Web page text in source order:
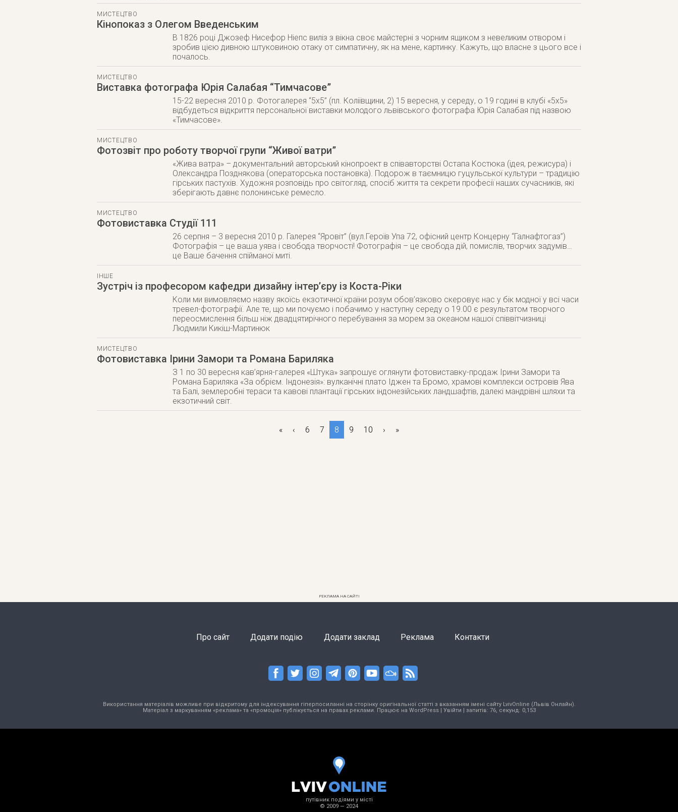
МИСТЕЦТВО
Кінопоказ з Олегом Введенським
В 1826 році Джозеф Нисефор Ніепс виліз з вікна своє майстерні з чорним ящиком з невеликим отвором і
зробив цією дивною штуковиною отаку от симпатичну, як на мене, картинку. Кажуть, що власне з цього все і
почалось.
МИСТЕЦТВО
Виставка фотографа Юрія Салабая “Тимчасове”
15-22 вересня 2010 р. Фотогалерея “5х5” (пл. Коліївщини, 2) 15 вересня, у середу, о 19 годині в клубі «5х5»
відбудеться відкриття персональної виставки молодого львівського фотографа Юрія Салабая під назвою
«Тимчасове».
МИСТЕЦТВО
Фотозвіт про роботу творчої групи “Живої ватри”
«Жива ватра» – документальний авторський кінопроект в співавторстві Остапа Костюка (ідея, режисура) і
Олександра Позднякова (операторська постановка). Подорож в таємницю гуцульської культури – традицію
гірських пастухів. Художня розповідь про світогляд, спосіб життя та секрети професії наших сучасників, які
зберігають давнє полонинське ремесло.
МИСТЕЦТВО
Фотовиставка Студії 111
26 серпня – 3 вересня 2010 р. Галерея “Яровіт” (вул.Героїв Упа 72, офісний центр Концерну “Галнафтогаз”)
Фотографія – це ваша уява і свобода творчості! Фотографія – це свобода дій, помислів, творчих задумів…
це Ваше бачення спійманої миті.
ІНШЕ
Зустріч із професором кафедри дизайну інтер’єру із Коста-Ріки
Коли ми вимовляємо назву якоїсь екзотичної країни розум обов’язково скеровує нас у бік модної у всі часи
тревел-фотографії. Але те, що ми почуємо і побачимо у наступну середу о 19.00 є результатом творчого
переосмислення більш ніж двадцятирічного перебування за морем за океаном нашої співвітчизниці
Людмили Кикіш-Мартинюк
МИСТЕЦТВО
Фотовиставка Ірини Замори та Романа Бариляка
З 1 по 30 вересня кав’ярня-галерея «Штука» запрошує оглянути фотовиставку-продаж Ірини Замори та
Романа Бариляка «За обрієм. Індонезія»: вулканічні плато Іджен та Бромо, храмові комплекси островів Ява
та Балі, землеробні тераси та кавові плантації гірських індонезійських ландшафтів, далекі мандрівні шляхи та
екзотичний світ.
« ‹ 6 7 8 9 10 › »
РЕКЛАМА НА САЙТІ
Про сайт Додати подію Додати заклад Реклама Контакти
Використання матеріалів можливе при відкритому для індексування гіперпосиланні на сторінку оригінальної статті з вказанням імені сайту LvivOnline (Львів Онлайн).
Матеріал з маркуванням «реклама» та «промоція» публікується на правах реклами. Працює на WordPress| Увійти | запитів: 76, секунд: 0,153
путівник подіями у місті
© 2009 — 2024